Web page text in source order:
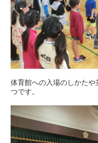
体育館への入場のしかた
つです。